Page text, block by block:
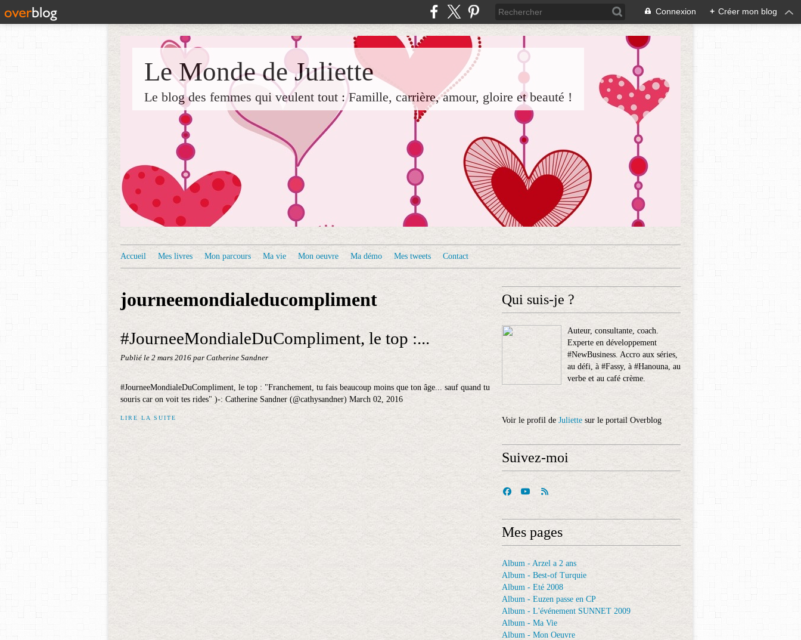
Connexion + Créer mon blog
Le Monde de Juliette
Le blog des femmes qui veulent tout : Famille, carrière, amour, gloire et beauté !
Accueil Mes livres Mon parcours Ma vie Mon oeuvre Ma démo Mes tweets Contact
journeemondialeducompliment
#JourneeMondialeDuCompliment, le top :...
Publié le 2 mars 2016 par Catherine Sandner
#JourneeMondialeDuCompliment, le top : "Franchement, tu fais beaucoup moins que ton âge... sauf quand tu
souris car on voit tes rides" )-: Catherine Sandner (@cathysandner) March 02, 2016
LIRE LA SUITE
Qui suis-je ?
Auteur, consultante, coach.
Experte en développement
#NewBusiness. Accro aux séries,
au défi, à #Fassy, à #Hanouna, au
verbe et au café crème.
Voir le profil deJuliette sur le portail Overblog
Suivez-moi
Mes pages
Album - Arzel a 2 ans
Album - Best-of Turquie
Album - Eté 2008
Album - Euzen passe en CP
Album - L'événement SUNNET 2009
Album - Ma Vie
Album - Mon Oeuvre